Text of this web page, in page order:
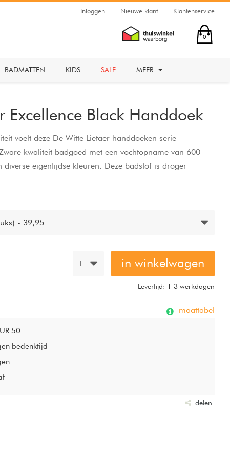
Inloggen Nieuwe klant Klantenservice
0
BADMATTEN KIDS SALE MEER
Excellence Black Handdoek
voelt deze De Witte Lietaer handdoeken serie
kwaliteit badgoed met een vochtopname van 600
eigentijdse kleuren. Deze badstof is droger
Excellence Handdoeken De Witte Lietaer Black zijn
- 39,95
1 in winkelwagen
Levertijd: 1-3 werkdagen
maattabel
50
bedenktijd
delen